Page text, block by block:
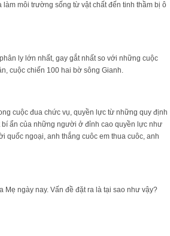
môi trường sống từ vật chất đến tinh thầm bị ô
ly lớn nhất, gay gắt nhất so với những cuộc
cuộc chiến 100 hai bờ sông Gianh.
cuộc đua chức vụ, quyền lực từ những quy định
ẩn của những người ở đỉnh cao quyền lực như
quốc ngoại, anh thắng cuôc em thua cuôc, anh
ngày nay. Vấn đề đặt ra là tại sao như vậy?